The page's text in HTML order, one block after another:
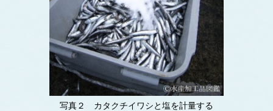
写真２ カタクチイワシと塩を計量する